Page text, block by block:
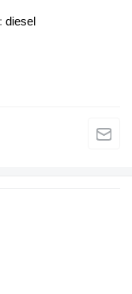
diesel